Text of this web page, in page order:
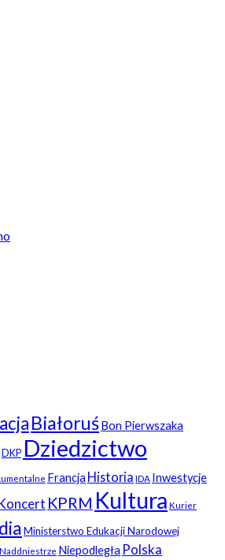
BiałoruśBon Pierwszaka
DKP Dziedzictwo
Francja Historia IDA Inwestycje
KPRM Kultura Kurier
Ministerstwo Edukacji Narodowej
Naddniestrze Niepodległa Polska